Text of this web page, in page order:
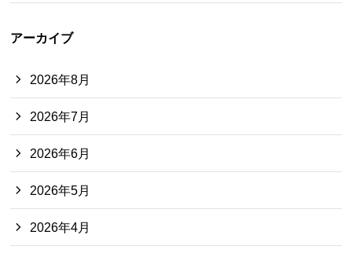
アーカイブ
2026年8月
2026年7月
2026年6月
2026年5月
2026年4月